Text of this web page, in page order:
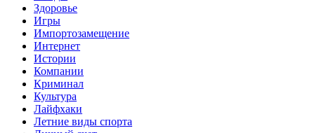
Здоровье
Игры
Импортозамещение
Интернет
Истории
Компании
Криминал
Культура
Лайфхаки
Летние виды спорта